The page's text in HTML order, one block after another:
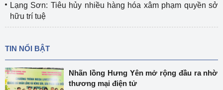
Lạng Sơn: Tiêu hủy nhiều hàng hóa xâm phạm quyền sở
hữu trí tuệ
TIN NỔI BẬT
Nhãn lồng Hưng Yên mở rộng đầu ra nhờ
thương mại điện tử